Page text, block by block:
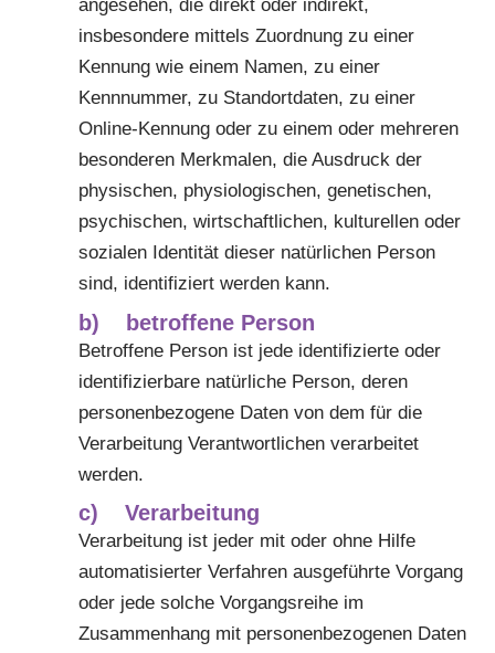
angesehen, die direkt oder indirekt,
insbesondere mittels Zuordnung zu einer
Kennung wie einem Namen, zu einer
Kennnummer, zu Standortdaten, zu einer
Online-Kennung oder zu einem oder mehreren
besonderen Merkmalen, die Ausdruck der
physischen, physiologischen, genetischen,
psychischen, wirtschaftlichen, kulturellen oder
sozialen Identität dieser natürlichen Person
sind, identifiziert werden kann.
b) betroffene Person
Betroffene Person ist jede identifizierte oder
identifizierbare natürliche Person, deren
personenbezogene Daten von dem für die
Verarbeitung Verantwortlichen verarbeitet
werden.
c) Verarbeitung
Verarbeitung ist jeder mit oder ohne Hilfe
automatisierter Verfahren ausgeführte Vorgang
oder jede solche Vorgangsreihe im
Zusammenhang mit personenbezogenen Daten